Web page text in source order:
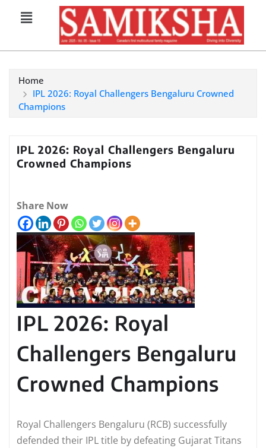
Home
IPL 2026: Royal Challengers Bengaluru Crowned
Champions
IPL 2026: Royal Challengers Bengaluru
Crowned Champions
Share Now
IPL 2026: Royal
Challengers Bengaluru
Crowned Champions
Royal Challengers Bengaluru (RCB) successfully
defended their IPL title by defeating Gujarat Titans